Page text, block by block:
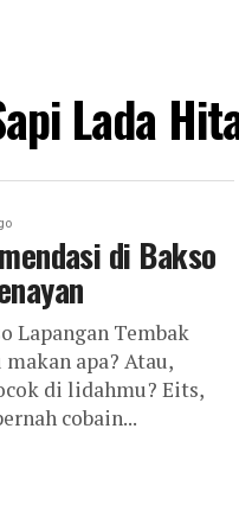
Lada
di Bakso
Lapangan Tembak
apa? Atau,
di lidahmu? Eits,
cobain...